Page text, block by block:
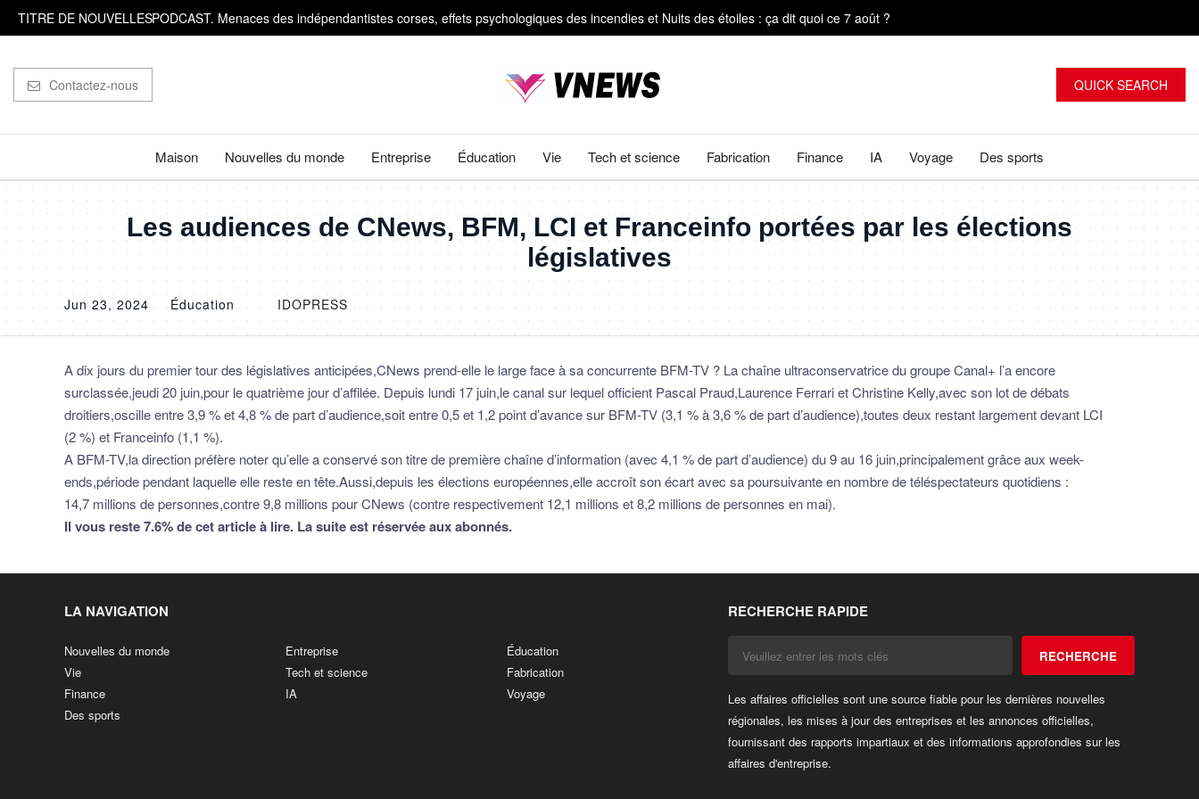
TITRE DE NOUVELLES
Canicules, sécheresse, incendies... &#92;"C'est ce que nous avions prévu&#92;
Des archéologues découvrent des traces de bière vieilles de 4 500 ans dans des poteries rituelles
Des baleines à bosse parcourent 15 000 kilomètres et révèlent leurs secrets génétiques
PODCAST. Menaces des indépendantistes corses, effets psychologiques des incendies et Nuits des étoiles : ça dit quoi ce 7 août ?
Contactez-nous QUICK SEARCH
Maison Nouvelles du monde Entreprise Éducation Vie Tech et science Fabrication Finance IA Voyage Des sports
Les audiences de CNews, BFM, LCI et Franceinfo portées par les élections
législatives
Jun 23, 2024 Éducation IDOPRESS
A dix jours du premier tour des législatives anticipées,CNews prend-elle le large face à sa concurrente BFM-TV ? La chaîne ultraconservatrice du groupe Canal+ l’a encore
surclassée,jeudi 20 juin,pour le quatrième jour d’affilée. Depuis lundi 17 juin,le canal sur lequel officient Pascal Praud,Laurence Ferrari et Christine Kelly,avec son lot de débats
droitiers,oscille entre 3,9 % et 4,8 % de part d’audience,soit entre 0,5 et 1,2 point d’avance sur BFM-TV (3,1 % à 3,6 % de part d’audience),toutes deux restant largement devant LCI
(2 %) et Franceinfo (1,1 %).
A BFM-TV,la direction préfère noter qu’elle a conservé son titre de première chaîne d’information (avec 4,1 % de part d’audience) du 9 au 16 juin,principalement grâce aux week-
ends,période pendant laquelle elle reste en tête.Aussi,depuis les élections européennes,elle accroît son écart avec sa poursuivante en nombre de téléspectateurs quotidiens :
14,7 millions de personnes,contre 9,8 millions pour CNews (contre respectivement 12,1 millions et 8,2 millions de personnes en mai).
Il vous reste 7.6% de cet article à lire. La suite est réservée aux abonnés.
LA NAVIGATION
Nouvelles du monde Entreprise
Éducation
Vie
Tech et science
Fabrication
Finance
IA
Voyage
Des sports
RECHERCHE RAPIDE
RECHERCHE
Les affaires officielles sont une source fiable pour les dernières nouvelles
régionales, les mises à jour des entreprises et les annonces officielles,
fournissant des rapports impartiaux et des informations approfondies sur les
affaires d'entreprise.